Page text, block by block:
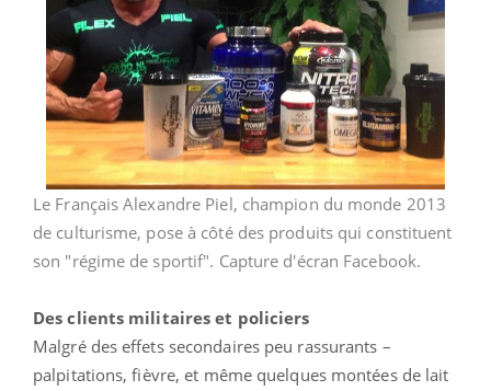
Le Français Alexandre Piel, champion du monde 2013
de culturisme, pose à côté des produits qui constituent
son "régime de sportif". Capture d'écran Facebook.
Des clients militaires et policiers
Malgré des effets secondaires peu rassurants –
palpitations, fièvre, et même quelques montées de lait